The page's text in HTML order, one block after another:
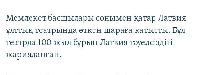
Мемлекет басшылары сонымен қатар Латвия
ұлттық театрында өткен шараға қатысты. Бұл
театрда 100 жыл бұрын Латвия тәуелсіздігі
жарияланған.